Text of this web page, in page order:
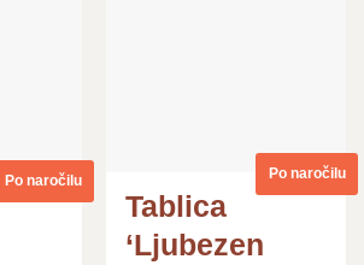
Po naročilu Po naročilu
Tablica
‘Ljubezen